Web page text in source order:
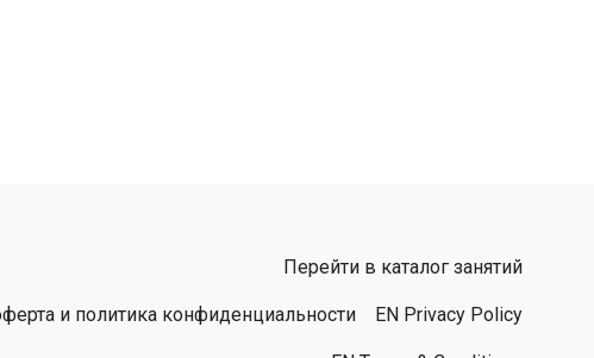
Перейти в каталог занятий
и политика конфиденциальности EN Privacy Policy